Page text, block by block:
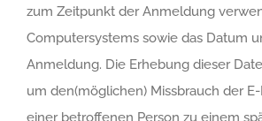
zum Zeitpunkt der Anmeldung
Computersystems sowie das Datum
Anmeldung. Die Erhebung dieser
um den(möglichen) Missbrauch der
einer betroffenen Person zu einem